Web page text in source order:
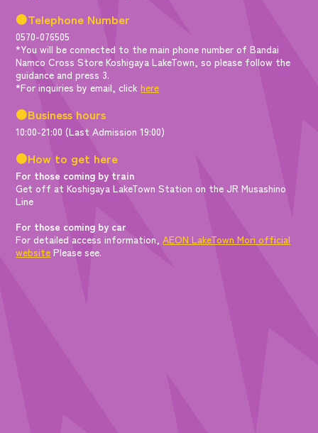
●Telephone Number
0570-076505
*You will be connected to the main phone number of Bandai
Namco Cross Store Koshigaya LakeTown, so please follow the
guidance and press 3.
*For inquiries by email, clickhere
●Business hours
10:00-21:00 (Last Admission 19:00)
●How to get here
For those coming by train
Get off at Koshigaya LakeTown Station on the JR Musashino
Line
For those coming by car
For detailed access information,AEON LakeTown Mori official
website Please see.